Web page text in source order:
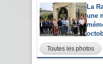
La
une
Toutes les photos